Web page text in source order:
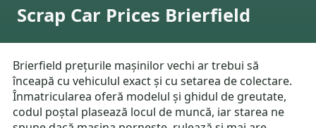
Scrap Car Prices Brierfield
Brierfield prețurile mașinilor vechi ar trebui să
înceapă cu vehiculul exact și cu setarea de colectare.
Înmatricularea oferă modelul și ghidul de greutate,
codul poștal plasează locul de muncă, iar starea ne